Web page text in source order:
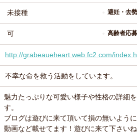
未接種 避妊・去
可 高齢者応募
http://grabeaueheart.web.fc2.com/
不幸な命を救う活動をしています。
魅力たっぷりな可愛い様子や性格の詳細
す。
ブログは遊びに来て頂いて損の無いよう
動画など載せてます！遊びに来て下さいね